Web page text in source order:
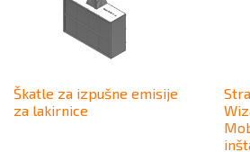
Škatle za izpušne emisije
za lakirnice